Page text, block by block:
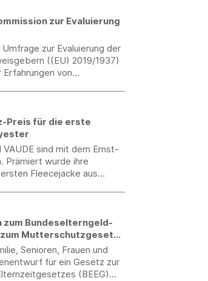
zur Evaluierung
zur Evaluierung der
((EU) 2019/1937)
von
Preis für die erste
sind mit dem Ernst-
Prämiert wurde ihre
Fleecejacke aus
Bundeselterngeld-
Mutterschutzgesetz
Senioren, Frauen und
für ein Gesetz zur
(BEEG)